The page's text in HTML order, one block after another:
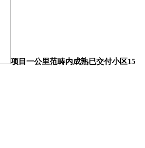
项目一公里范畴内成熟已交付小区15